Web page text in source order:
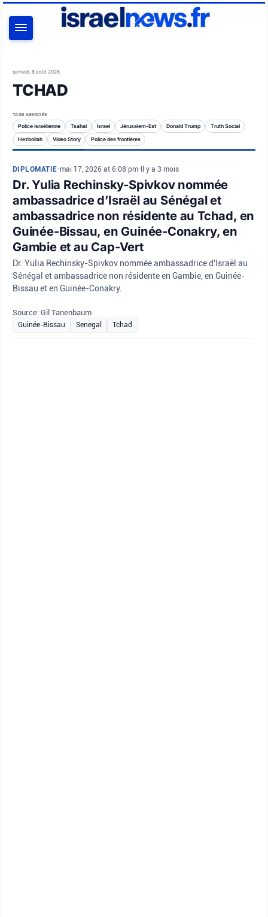
samedi, 8 août 2026
TCHAD
TAGS ASSOCIÉS
Police israélienne Tsahal Israel Jérusalem-Est Donald Trump Truth Social
Hezbollah Video Story Police des frontières
DIPLOMATIE•mai 17, 2026 at 6:08 pm• Il y a 3 mois
Dr. Yulia Rechinsky-Spivkov nommée
ambassadrice d’Israël au Sénégal et
ambassadrice non résidente au Tchad, en
Guinée-Bissau, en Guinée-Conakry, en
Gambie et au Cap-Vert
Dr. Yulia Rechinsky-Spivkov nommée ambassadrice d'Israël au
Sénégal et ambassadrice non résidente en Gambie, en Guinée-
Bissau et en Guinée-Conakry.
Source: Gil Tanenbaum
Guinée-Bissau Senegal Tchad